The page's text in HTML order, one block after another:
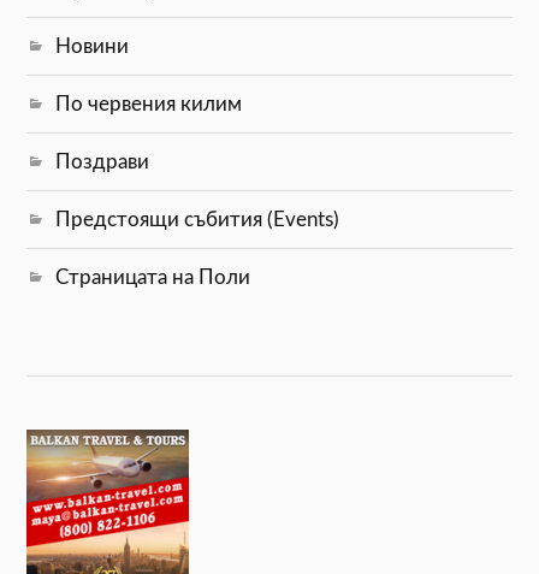
Новини
По червения килим
Поздрави
Предстоящи събития (Events)
Страницата на Поли